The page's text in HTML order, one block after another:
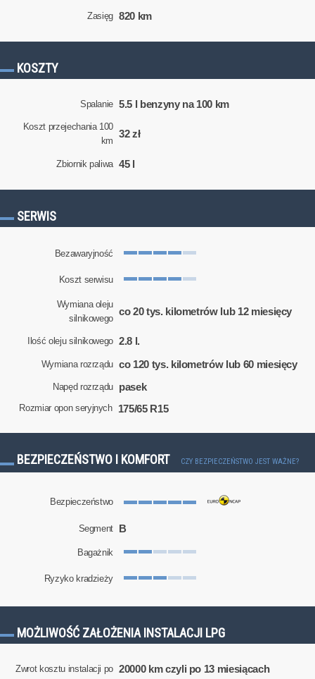
Zasięg 820 km
KOSZTY
Spalanie 5.5 l benzyny na 100 km
Koszt przejechania 100
km
32 zł
Zbiornik paliwa 45 l
SERWIS
Bezawaryjność
Koszt serwisu
Wymiana oleju
silnikowego
co 20 tys. kilometrów lub 12 miesięcy
Ilość oleju silnikowego 2.8 l.
Wymiana rozrządu co 120 tys. kilometrów lub 60 miesięcy
Napęd rozrządu pasek
Rozmiar opon seryjnych 175/65 R15
BEZPIECZEŃSTWO I KOMFORT CZY BEZPIECZEŃSTWO JEST WAŻNE?
Bezpieczeństwo
Segment B
Bagażnik
Ryzyko kradzieży
MOŻLIWOŚĆ ZAŁOŻENIA INSTALACJI LPG
Zwrot kosztu instalacji po 20000 km czyli po 13 miesiącach